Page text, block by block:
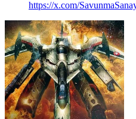
https://x.com/